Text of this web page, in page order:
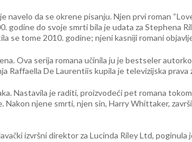
da se okrene pisanju. Njen prvi roman
godine do svoje smrti bila je udata za Stephena
se tome 2010. godine; njeni kasniji romani
Ova serija romana učinila ju je bestseler
Raffaella De Laurentiis kupila je televizijska prava
Nastavila je raditi, proizvodeći pet romana
njene smrti, njen sin, Harry Whittaker,
izvršni direktor za Lucinda Riley Ltd,